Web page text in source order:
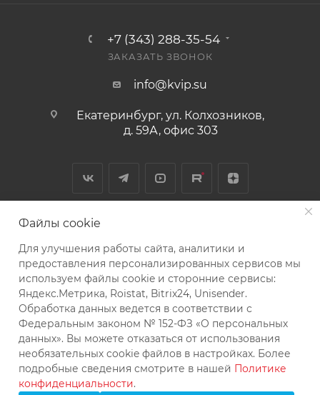
+7 (343) 288-35-54
ЗАКАЗАТЬ ЗВОНОК
info@kvip.su
Екатеринбург, ул. Колхозников,
д. 59А, офис 303
2026 © КВиП: Короли воды и пара
Bce зарегистрированные товарные знаки, логотипы и
бренды, упоминаемые на сайте, принадлежат их
законным владельцам и используются исключительно
в информационных целях
Файлы cookie
Для улучшения работы сайта, аналитики и
предоставления персонализированных сервисов мы
используем файлы cookie и сторонние сервисы:
Яндекс.Метрика, Roistat, Bitrix24, Unisender.
Обработка данных ведется в соответствии с
Федеральным законом № 152-ФЗ «О персональных
данных». Вы можете отказаться от использования
необязательных cookie файлов в настройках. Более
подробные сведения смотрите в нашей Политике
конфиденциальности.